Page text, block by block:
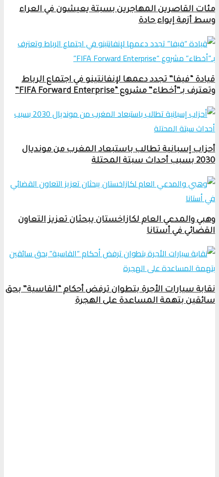
مئات القاصرين المهاجرين بسبتة يعيشون في العراء
وسط أزمة إيواء حادة
قيادة “فيفا” تجدد دعمها لإنفانتينو في اجتماع الرباط
وتعترف بـ”أخطاء” مشروع “FIFA Forward Enterprise”
أحزاب إسبانية تطالب باستبعاد المغرب من مونديال
2030 بسبب أحداث سبتة المحتلة
وهبي والمدعي العام لكازاخستان يبحثان تعزيز التعاون
القضائي في أستانا
نقابة سيارات الأجرة بتطوان ترفض أحكام “القاسية” بحق
سائقين بتهمة المساعدة على الهجرة